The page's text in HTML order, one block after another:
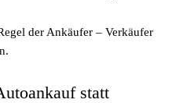
der Ankäufer – Verkäufer
statt